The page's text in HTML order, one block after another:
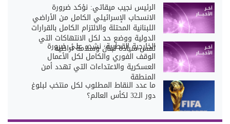
الرئيس نجيب ميقاتي: نؤكد ضرورة
الانسحاب الإسرائيلي الكامل من الأراضي
اللبنانية المحتلة والالتزام الكامل بالقرارات
الدولية ووضع حد لكل الانتهاكات التي
تمس سيادة لبنان وسلامة أراضيه
الخارجية القطرية: نشدد على ضرورة
الوقف الفوري والكامل لكل الأعمال
العسكرية والاعتداءات التي تهدد أمن
المنطقة
ما عدد النقاط المطلوب لكل منتخب لبلوغ
دور الـ32 لكأس العالم؟